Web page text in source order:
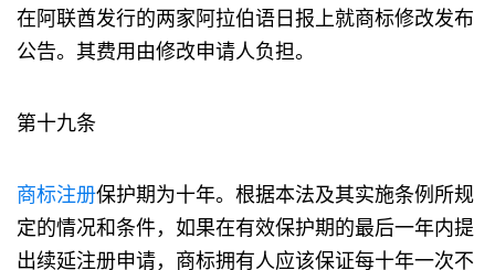
在阿联酋发行的两家阿拉伯语日报上就商标修改发布
公告。其费用由修改申请人负担。
第十九条
商标注册保护期为十年。根据本法及其实施条例所规
定的情况和条件，如果在有效保护期的最后一年内提
出续延注册申请，商标拥有人应该保证每十年一次不